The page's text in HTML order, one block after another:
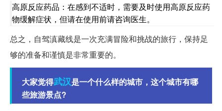
高原反应药品：在感到不适时，需要及时使用高原反应药
物缓解症状，但请在使用前请咨询医生。
总之，自驾滇藏线是一次充满冒险和挑战的旅行，保持足
够的准备和谨慎是非常重要的。
大家觉得武汉是一个什么样的城市，这个城市有哪
些旅游景点?